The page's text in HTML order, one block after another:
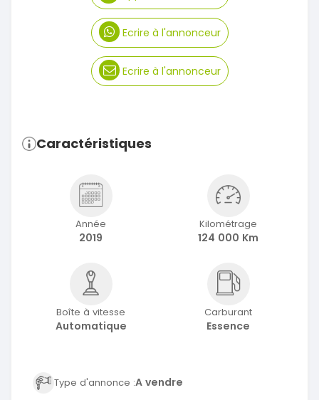
Ecrire à l'annonceur
Ecrire à l'annonceur
Caractéristiques
Année
2019
Kilométrage
124 000 Km
Boîte à vitesse
Automatique
Carburant
Essence
Type d'annonce :A vendre